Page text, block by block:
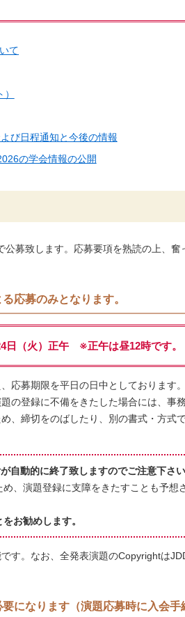
て
び日程通知と今後の情報
の学会情報の公開
募致します。応募要項を熟読の上、奮
応募のみとなります。
日（火）正午 ※正午は昼12時です。
応募期限を平日の日中としております
の登録に不備をきたした場合には、事
、締切をのばしたり、別の書式・方式
自動的に終了致しますのでご注意下さい
、演題登録に支障をきたすことも予想
お勧めします。
す。なお、全発表演題のCopyrightは
になります（演題応募時に入会手